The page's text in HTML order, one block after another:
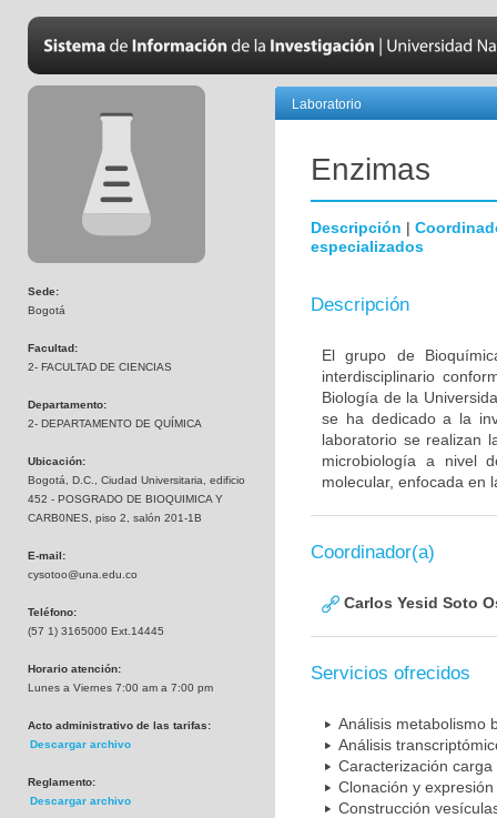
Sede:
Bogotá
Facultad:
2- FACULTAD DE CIENCIAS
Departamento:
2- DEPARTAMENTO DE QUÍMICA
Ubicación:
Bogotá, D.C., Ciudad Universitaria, edificio
452 - POSGRADO DE BIOQUIMICA Y
CARB0NES, piso 2, salón 201-1B
E-mail:
cysotoo@una.edu.co
Teléfono:
(57 1) 3165000 Ext.14445
Horario atención:
Lunes a Viernes 7:00 am a 7:00 pm
Acto administrativo de las tarifas:
Descargar archivo
Reglamento:
Descargar archivo
Laboratorio
Enzimas
Descripción |
especializados
Descripción
El grupo de
interdisciplinario
Biología de la
se ha dedicado a la
laboratorio se realizan
microbiología a nivel
molecular, enfocada en
Coordinador(a)
Carlos Yesid Soto
Servicios ofrecidos
Análisis metabolismo
Análisis
Caracterización
Clonación y
Construcción